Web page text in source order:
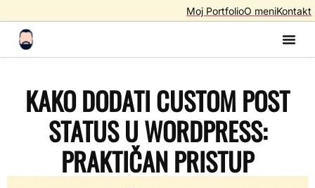
Moj PortfolioO meniKontakt
KAKO DODATI CUSTOM POST
STATUS U WORDPRESS:
PRAKTIČAN PRISTUP